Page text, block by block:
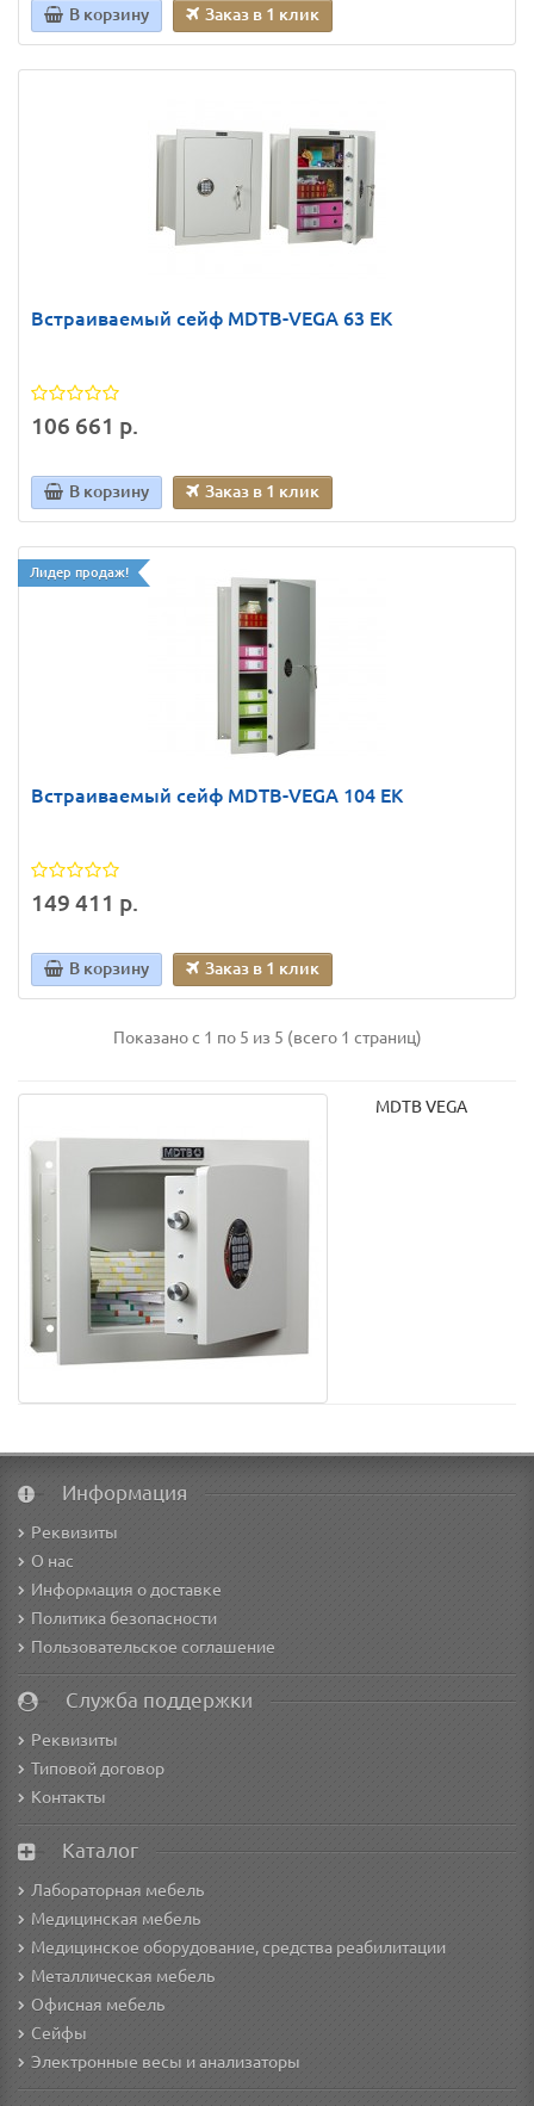
В корзину Заказ в 1 клик
Встраиваемый сейф MDТВ-VEGA 63 ЕК
106 661 р.
В корзину Заказ в 1 клик
Лидер продаж!
Встраиваемый сейф MDТВ-VEGA 104 ЕК
149 411 р.
В корзину Заказ в 1 клик
Показано с 1 по 5 из 5 (всего 1 страниц)
MDTB VEGA
Информация
Реквизиты
О нас
Информация о доставке
Политика безопасности
Пользовательское соглашение
Служба поддержки
Реквизиты
Типовой договор
Контакты
Каталог
Лабораторная мебель
Медицинская мебель
Медицинское оборудование, средства реабилитации
Металлическая мебель
Офисная мебель
Сейфы
Электронные весы и анализаторы